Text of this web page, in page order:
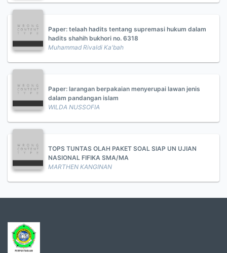
Paper: telaah hadits tentang supremasi hukum dalam
hadits shahih bukhori no. 6318
Muhammad Rivaldi Ka'bah
Paper: larangan berpakaian menyerupai lawan jenis
dalam pandangan islam
WILDA NUSSOFIA
TOPS TUNTAS OLAH PAKET SOAL SIAP UN UJIAN
NASIONAL FIFIKA SMA/MA
MARTHEN KANGINAN